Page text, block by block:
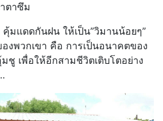
ตาซึม
มแดดกันฝน ให้เป็น”วิมานน้อยๆ”
งพวกเขา คือ การเป็นอนาคตของ
ชู เพื่อให้อีกสามชีวิตเติบโตอย่าง